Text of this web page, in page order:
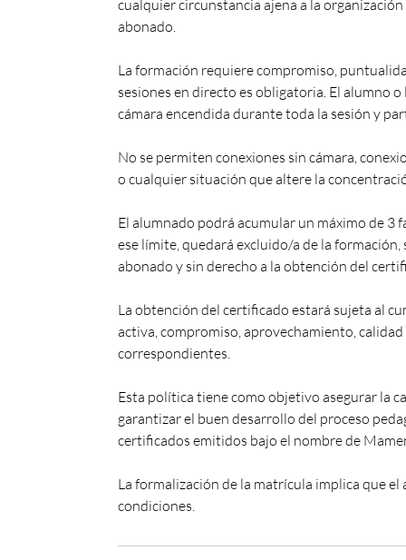
cualquier circunstancia ajena a la
abonado.
La formación requiere compromiso,
sesiones en directo es obligatoria. El alumno
cámara encendida durante toda la sesión y
No se permiten conexiones sin cámara,
o cualquier situación que altere la
El alumnado podrá acumular un máximo de
ese límite, quedará excluido/a de la
abonado y sin derecho a la obtención del
La obtención del certificado estará sujeta al
activa, compromiso, aprovechamiento,
correspondientes.
Esta política tiene como objetivo asegurar la
garantizar el buen desarrollo del proceso
certificados emitidos bajo el nombre de
La formalización de la matrícula implica que
condiciones.